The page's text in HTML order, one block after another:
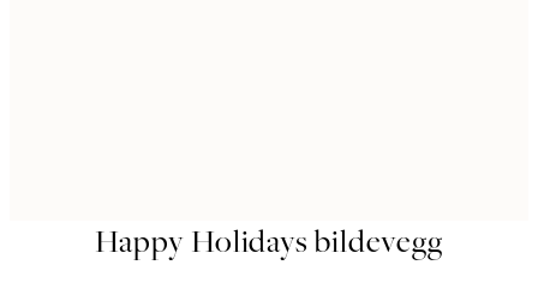
Happy Holidays bildevegg